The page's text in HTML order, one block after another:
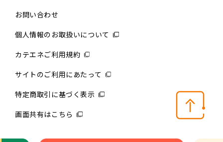
お問い合わせ
個人情報のお取扱いについて
カテエネご利用規約
サイトのご利用にあたって
特定商取引に基づく表示
画面共有はこちら